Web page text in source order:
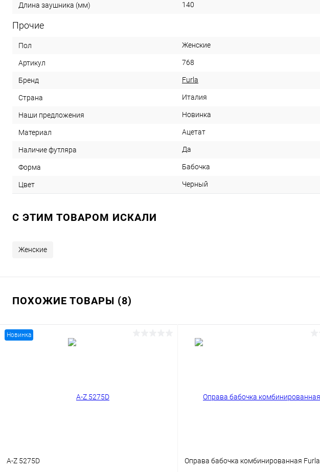
Длина заушника (мм) 140
Прочие
Пол Женские
Артикул 768
Бренд Furla
Страна Италия
Наши предложения Новинка
Материал Ацетат
Наличие футляра Да
Форма Бабочка
Цвет Черный
C ЭТИМ ТОВАРОМ ИСКАЛИ
Женские
ПОХОЖИЕ ТОВАРЫ (8)
Новинка
A-Z 5275D Оправа бабочка комбинированная Furla